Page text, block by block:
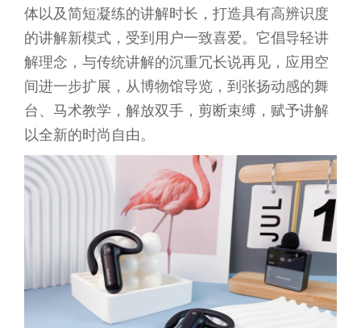
体以及简短凝练的讲解时长，打造具有高辨识度
的讲解新模式，受到用户一致喜爱。它倡导轻讲
解理念，与传统讲解的沉重冗长说再见，应用空
间进一步扩展，从博物馆导览，到张扬动感的舞
台、马术教学，解放双手，剪断束缚，赋予讲解
以全新的时尚自由。